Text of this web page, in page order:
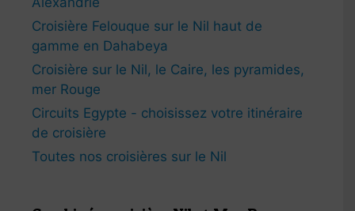
Croisière Felouque sur le Nil haut de
gamme en Dahabeya
Croisière sur le Nil, le Caire, les pyramides,
mer Rouge
Circuits Egypte - choisissez votre itinéraire
de croisière
Toutes nos croisières sur le Nil